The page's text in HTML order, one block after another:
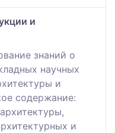
и
знаний о
научных
и
содержание:
и